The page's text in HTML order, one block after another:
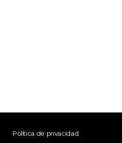
Política de privacidad